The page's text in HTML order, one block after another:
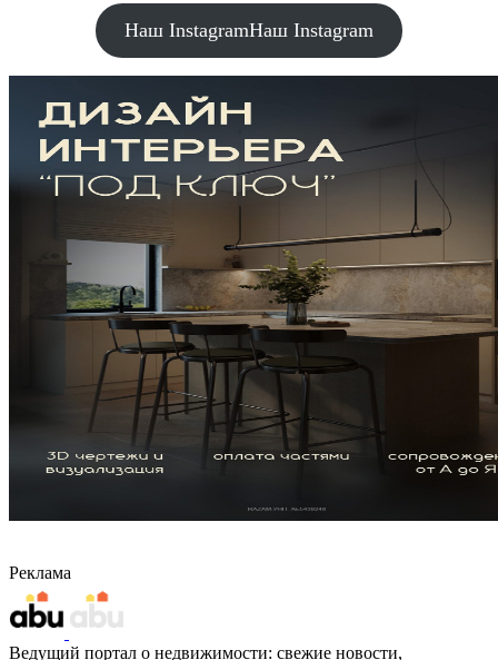
Наш InstagramНаш Instagram
Реклама
Ведущий портал о недвижимости: свежие новости,